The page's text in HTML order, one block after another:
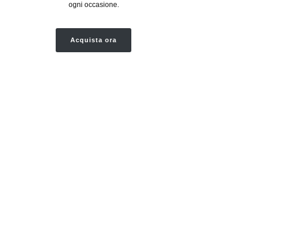
ogni occasione.
Acquista ora